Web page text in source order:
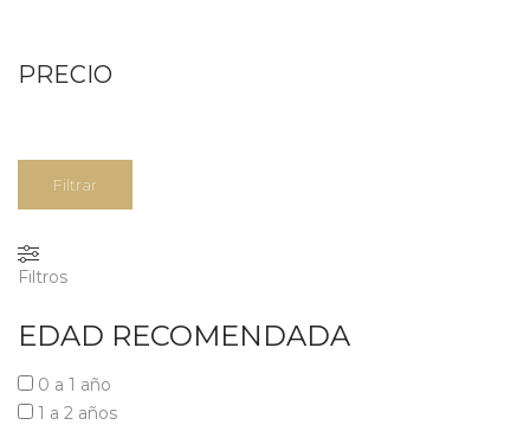
PRECIO
Filtrar
Filtros
EDAD RECOMENDADA
0 a 1 año
1 a 2 años